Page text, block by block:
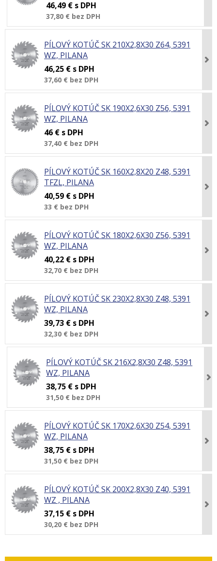
46,49 € s DPH
37,80 € bez DPH
PÍLOVÝ KOTÚČ SK 210X2,8X30 Z64, 5391
WZ, PILANA
46,25 € s DPH
37,60 € bez DPH
PÍLOVÝ KOTÚČ SK 190X2,6X30 Z56, 5391
WZ, PILANA
46 € s DPH
37,40 € bez DPH
PÍLOVÝ KOTÚČ SK 160X2,8X20 Z48, 5391
TFZL, PILANA
40,59 € s DPH
33 € bez DPH
PÍLOVÝ KOTÚČ SK 180X2,6X30 Z56, 5391
WZ, PILANA
40,22 € s DPH
32,70 € bez DPH
PÍLOVÝ KOTÚČ SK 230X2,8X30 Z48, 5391
WZ, PILANA
39,73 € s DPH
32,30 € bez DPH
PÍLOVÝ KOTÚČ SK 216X2,8X30 Z48, 5391
WZ, PILANA
38,75 € s DPH
31,50 € bez DPH
PÍLOVÝ KOTÚČ SK 170X2,6X30 Z54, 5391
WZ, PILANA
38,75 € s DPH
31,50 € bez DPH
PÍLOVÝ KOTÚČ SK 200X2,8X30 Z40, 5391
WZ , PILANA
37,15 € s DPH
30,20 € bez DPH